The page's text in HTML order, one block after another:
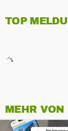
TOP
MEHR VON